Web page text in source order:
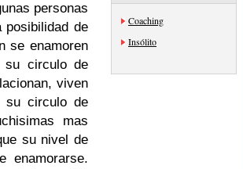
personas
de
se enamoren
su circulo de
viven
su circulo de
mas
su nivel de
enamorarse.
Coaching
Insólito